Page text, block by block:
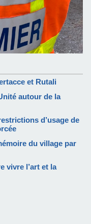
et Rutali
autour de la
d’usage de
du village par
vivre l’art et la